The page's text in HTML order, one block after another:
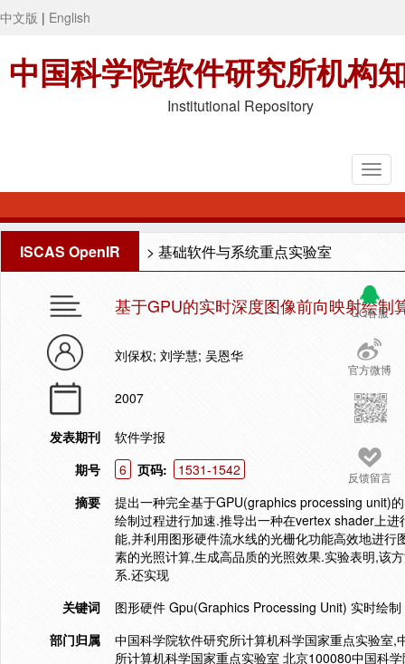
中文版 | English
中国科学院软件研究所机构
Institutional Repository
ISCAS OpenIR > 基础软件与系统重点实验室
QQ客服
官方微博
反馈留言
基于GPU的实时深度图像前向映射绘制
刘保权; 刘学慧; 吴恩华
2007
发表期刊
软件学报
期号
6 页码:
1531-1542
摘要
提出一种完全基于GPU(graphics processing unit)
绘制过程进行加速.推导出一种在vertex shader上
能,并利用图形硬件流水线的光栅化功能高效地进
素的光照计算,生成高品质的光照效果.实验表明,该
系.还实现
关键词
图形硬件 Gpu(Graphics Processing Unit) 实时绘
部门归属
中国科学院软件研究所计算机科学国家重点实验室
所计算机科学国家重点实验室 北京100080中国科